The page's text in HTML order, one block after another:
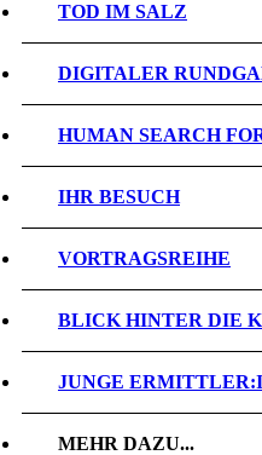
TOD IM SALZ
DIGITALER
HUMAN SEARCH
IHR BESUCH
VORTRAGSREIHE
BLICK HINTER DIE
JUNGE
MEHR DAZU...